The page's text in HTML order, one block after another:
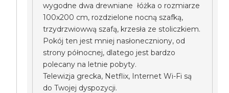
wygodne dwa drewniane łóżka o rozmiarze
100x200 cm, rozdzielone nocną szafką,
trzydrzwiowwą szafą, krzesła ze stoliczkiem.
Pokój ten jest mniej nasłoneczniony, od
strony północnej, dlatego jest bardzo
polecany na letnie pobyty.
Telewizja grecka, Netflix, Internet Wi-Fi są
do Twojej dyspozycji.